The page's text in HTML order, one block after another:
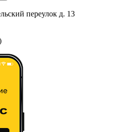
переулок д. 13